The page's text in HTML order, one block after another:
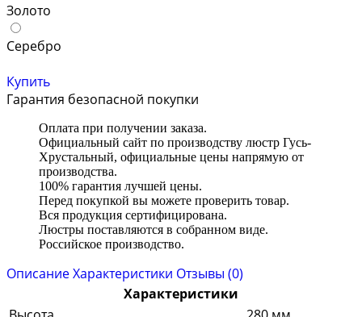
Золото
Серебро
Купить
Гарантия безопасной покупки
Оплата при получении заказа.
Официальный сайт по производству люстр Гусь-
Хрустальный, официальные цены напрямую от
производства.
100% гарантия лучшей цены.
Перед покупкой вы можете проверить товар.
Вся продукция сертифицирована.
Люстры поставляются в собранном виде.
Российское производство.
ОписаниеХарактеристики Отзывы (0)
Характеристики